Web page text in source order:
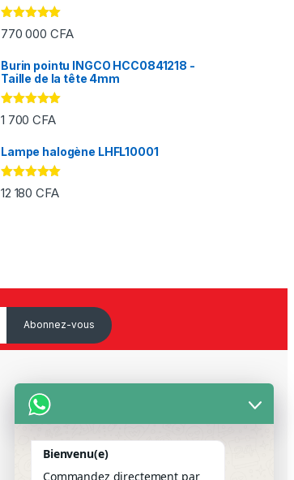
Note5.00
sur 5
770 000 CFA
Burin pointu INGCO HCC0841218 -
Taille de la tête 4mm
Note5.00
sur 5
1 700CFA
Lampe halogène LHFL10001
Note5.00
sur 5
12 180CFA
Service Client
Mon Compte
Bienvenu(e)
Commandez directement par